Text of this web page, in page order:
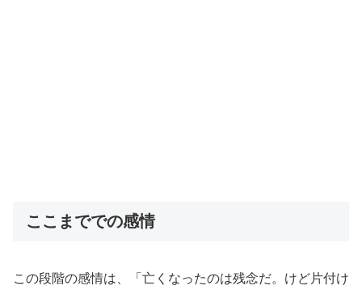
ここまででの感情
この段階の感情は、「亡くなったのは残念だ。けど片付け